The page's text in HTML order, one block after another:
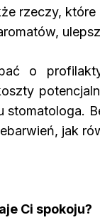
rzeczy,
o
stomatologa.
jak
Ci spokoju?